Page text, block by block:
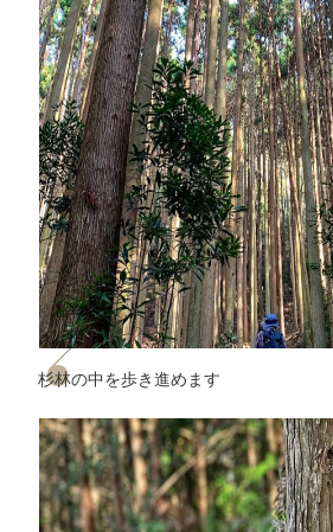
杉林の中を歩き進めます